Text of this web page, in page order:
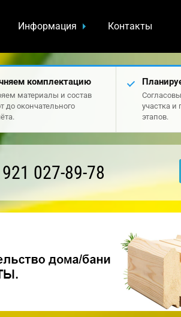
Информация Контакты
комплектацию
материалы и состав
до окончательного
участка и
этапов.
027-89-78